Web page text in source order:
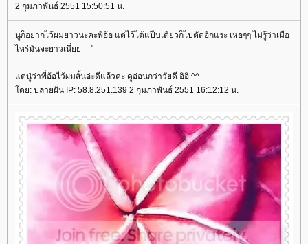
2 กุมภาพันธ์ 2551 15:50:51 น.
นู๋ก็อยากไว้ผมยาวนะคะพี่อ้อ แต่ไว้ได้แป๊บเดียวก็ไปตัดอีกแระ เหอๆๆ ไม่รู้ว่าเมื่อ
ไหร่มันจะยาวเนี่ยย - -"
ต่นู๋ว่าพี่อ้อไว้ผมสั้นอ่ะดีแล้วค่ะ ดูอ่อนกว่าวัยดี อิอิ ^^
ดย: ปลายฝัน IP: 58.8.251.139 2 กุมภาพันธ์ 2551 16:12:12 น.